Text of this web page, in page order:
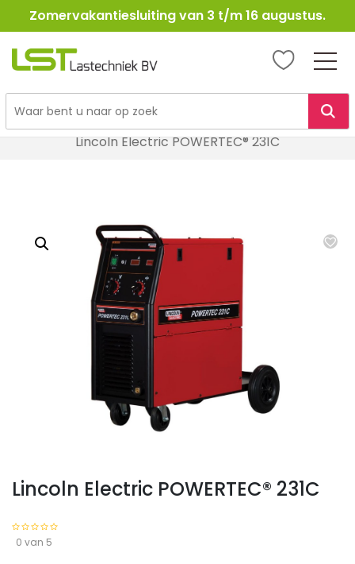
Ga
naar
Zomervakantiesluiting van 3 t/m 16 augustus.
LST
Lasapparatuur
Lincoln Electric POWERTEC® 231C
Lincoln Electric POWERTEC® 231C
0 van 5